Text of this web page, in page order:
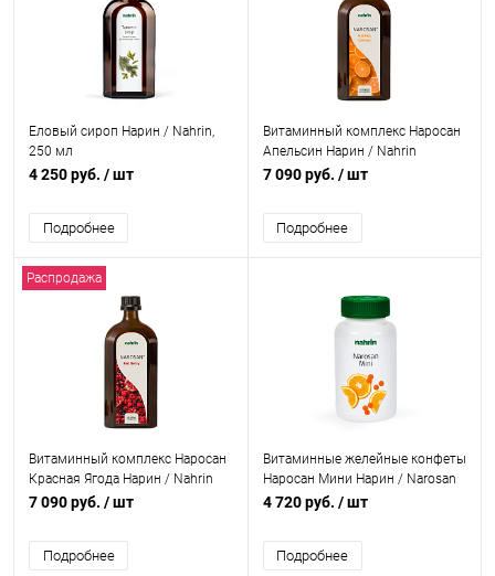
Еловый сироп Нарин / Nahrin,
250 мл
4 250 руб. / шт
Подробнее
Витаминный комплекс Наросан
Апельсин Нарин / Nahrin
Narosan Orange, 500 мл
7 090 руб. / шт
Подробнее
Распродажа
Витаминный комплекс Наросан
Красная Ягода Нарин / Nahrin
Narosan Red Berry, 500 мл
7 090 руб. / шт
Подробнее
Витаминные желейные конфеты
Наросан Мини Нарин / Narosan
Mini Nahrin, 160 гр, 80шт.
4 720 руб. / шт
Подробнее